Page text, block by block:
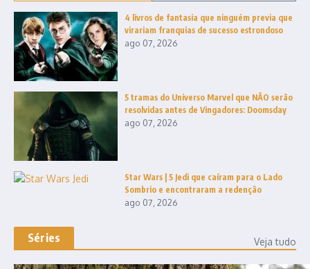
4 livros de fantasia que ninguém previa que
virariam franquias de sucesso estrondoso
ago 07, 2026
5 tramas do Universo Marvel que NÃO serão
resolvidas antes de Vingadores: Doomsday
ago 07, 2026
Star Wars | 5 Jedi que caíram para o Lado
Sombrio e encontraram a redenção
ago 07, 2026
Séries Veja tudo